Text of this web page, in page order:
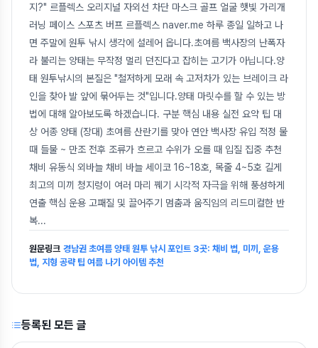
지?" 르플렉스 오리지널 자외선 차단 마스크 골프 얼굴 햇빛 가리개
러닝 페이스 스포츠 버프 르플렉스 naver.me 하루 종일 일하고 나
면 주말에 원투 낚시 생각에 설레어 옵니다.초여름 백사장의 난폭자
라 불리는 양태는 무작정 멀리 던진다고 잡히는 고기가 아닙니다.양
태 원투낚시의 본질은 "철저하게 모래 속 고저차가 있는 브레이크 라
인을 찾아 발 앞에 묶어두는 것"입니다.양태 마릿수를 할 수 있는 방
법에 대해 알아보도록 하겠습니다. 구분 핵심 내용 실전 요약 팁 대
상 어종 양태 (장대) 초여름 산란기를 맞아 연안 백사장 유입 적정 물
때 들물 ~ 만조 전후 조류가 흐르고 수위가 오를 때 입질 집중 추천
채비 유동식 외바늘 채비 바늘 세이코 16~18호, 목줄 4~5호 길게
최고의 미끼 청지렁이 여러 마리 꿰기 시각적 자극을 위해 풍성하게
연출 핵심 운용 고패질 및 끌어주기 멈춤과 움직임의 리드미컬한 반
복...
원문링크 경남권 초여름 양태 원투 낚시 포인트 3곳: 채비 법, 미끼, 운용
법, 지형 공략 팁 여름 나기 아이템 추천
등록된 모든 글